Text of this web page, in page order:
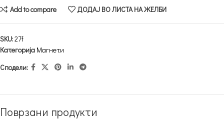
Add to compare
ДОДАЈ ВО ЛИСТА НА ЖЕЛБИ
SKU:27f
Категорија Магнети
Сподели:
Поврзани продукти